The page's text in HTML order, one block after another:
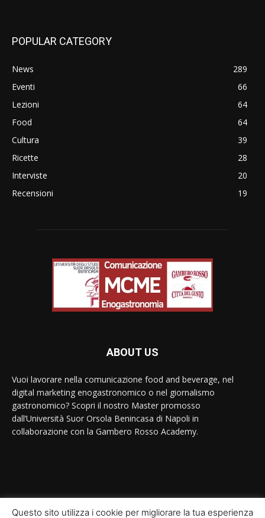
POPULAR CATEGORY
News
289
Eventi
66
Lezioni
64
Food
64
Cultura
39
Ricette
28
Interviste
20
Recensioni
19
ABOUT US
Vuoi lavorare nella comunicazione food and beverage, nel
digital marketing enogastronomico o nel giornalismo
gastronomico? Scopri il nostro Master promosso
dall’Università Suor Orsola Benincasa di Napoli in
collaborazione con la Gambero Rosso Academy.
Questo sito utilizza i cookie per migliorare la tua esperienza